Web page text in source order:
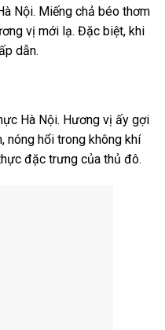
Nội. Miếng chả béo thơm
vị mới lạ. Đặc biệt, khi
dẫn.
Hà Nội. Hương vị ấy gợi
nóng hổi trong không khí
đặc trưng của thủ đô.